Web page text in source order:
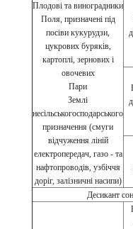
Плодові та виноградники
Поля, призначені під
посіви кукурудзи,
цукрових буряків,
картоплі, зернових і
овочевих
Пари
Землі
несільськогосподарського
призначення (смуги
відчуження ліній
електропередач, газо - та
нафтопроводів, узбіччя
доріг, залізничні насипи)
Десикант